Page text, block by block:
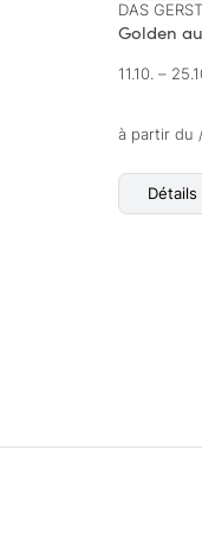
DAS
Golden
11.10. –
à partir du
Détails